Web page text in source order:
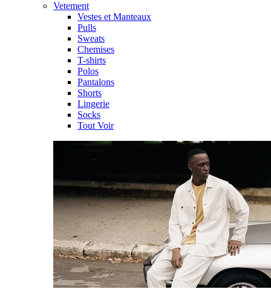
Vetement
Vestes et Manteaux
Pulls
Sweats
Chemises
T-shirts
Polos
Pantalons
Shorts
Lingerie
Socks
Tout Voir